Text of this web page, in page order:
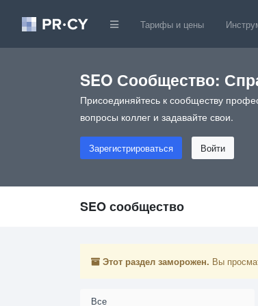
Тарифы и цены
SEO Сообщество:
Присоединяйтесь к сообществу
вопросы коллег и задавайте свои.
Зарегистрироваться Войти
SEO сообщество
Этот раздел заморожен. Вы
Все